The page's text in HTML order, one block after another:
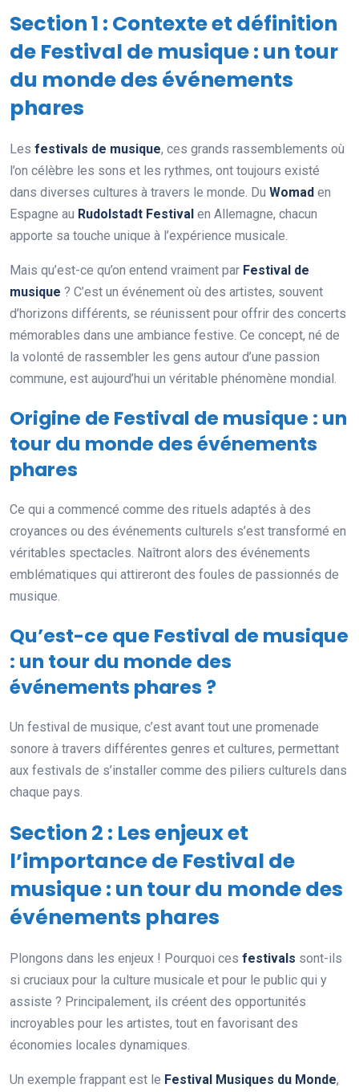
Section 1 : Contexte et définition
de Festival de musique : un tour
du monde des événements
phares
Les festivals de musique, ces grands rassemblements où
l’on célèbre les sons et les rythmes, ont toujours existé
dans diverses cultures à travers le monde. Du Womad en
Espagne au Rudolstadt Festival en Allemagne, chacun
apporte sa touche unique à l’expérience musicale.
Mais qu’est-ce qu’on entend vraiment par Festival de
musique ? C’est un événement où des artistes, souvent
d’horizons différents, se réunissent pour offrir des concerts
mémorables dans une ambiance festive. Ce concept, né de
la volonté de rassembler les gens autour d’une passion
commune, est aujourd’hui un véritable phénomène mondial.
Origine de Festival de musique : un
tour du monde des événements
phares
Ce qui a commencé comme des rituels adaptés à des
croyances ou des événements culturels s’est transformé en
véritables spectacles. Naîtront alors des événements
emblématiques qui attireront des foules de passionnés de
musique.
Qu’est-ce que Festival de musique
: un tour du monde des
événements phares ?
Un festival de musique, c’est avant tout une promenade
sonore à travers différentes genres et cultures, permettant
aux festivals de s’installer comme des piliers culturels dans
chaque pays.
Section 2 : Les enjeux et
l’importance de Festival de
musique : un tour du monde des
événements phares
Plongons dans les enjeux ! Pourquoi ces festivals sont-ils
si cruciaux pour la culture musicale et pour le public qui y
assiste ? Principalement, ils créent des opportunités
incroyables pour les artistes, tout en favorisant des
économies locales dynamiques.
Un exemple frappant est le Festival Musiques du Monde,